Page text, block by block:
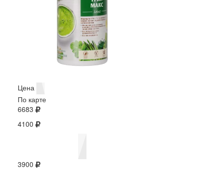
Цена
По карте
6683
4100
3900